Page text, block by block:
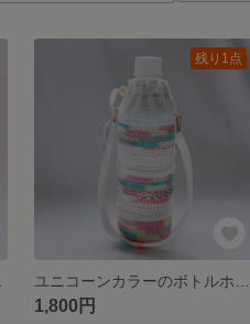
残り1点
1,800円